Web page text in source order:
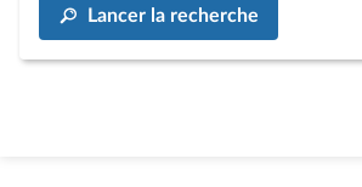
Lancer la recherche